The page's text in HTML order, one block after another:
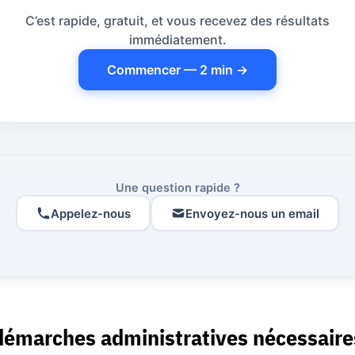
C’est rapide, gratuit, et vous recevez des résultats
immédiatement.
Commencer — 2 min →
Une question rapide ?
Appelez-nous Envoyez-nous un email
administratives